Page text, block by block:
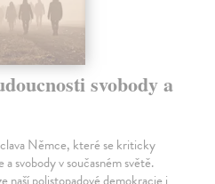
svobody a
Němce, které se kriticky
svobody v současném světě.